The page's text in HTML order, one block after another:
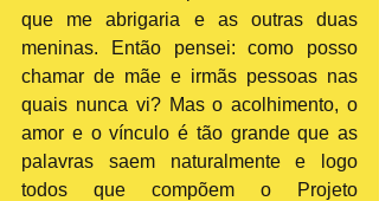
que me abrigaria e as outras duas
meninas. Então pensei: como posso
chamar de mãe e irmãs pessoas nas
quais nunca vi? Mas o acolhimento, o
amor e o vínculo é tão grande que as
palavras saem naturalmente e logo
todos que compõem o Projeto